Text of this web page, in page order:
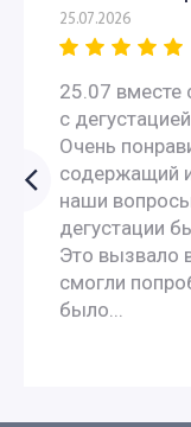
25.07.2026
25.07 вместе
с
Очень
содержащий
наши
дегустации
Это вызвало
смогли
было...